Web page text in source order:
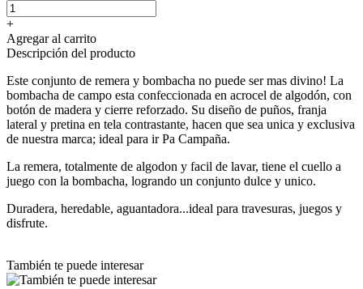
+
Agregar al carrito
Descripción del producto
Este conjunto de remera y bombacha no puede ser mas divino! La
bombacha de campo esta confeccionada en acrocel de algodón, con
botón de madera y cierre reforzado. Su diseño de puños, franja
lateral y pretina en tela contrastante, hacen que sea unica y exclusiva
de nuestra marca; ideal para ir Pa Campaña.
La remera, totalmente de algodon y facil de lavar, tiene el cuello a
juego con la bombacha, logrando un conjunto dulce y unico.
Duradera, heredable, aguantadora...ideal para travesuras, juegos y
disfrute.
También te puede interesar